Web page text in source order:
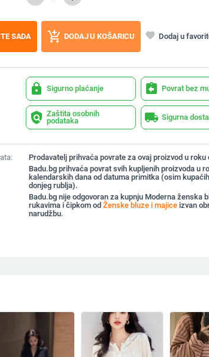
SADA add_shopping_cart DODAJ U KOŠARICU favorite Dodaj u
lock Sigurno plaćanje assignment_return Povrat bez
policy Zaštita osobnih
podataka
local_shipping Sigurna
Prodavatelj prihvaća povrate za ovaj proizvod u roku
Badu.bg prihvaća povrat svih kupljenih proizvoda u
kalendarskih dana od datuma primitka (osim
donjeg rublja).
Badu.bg nije odgovoran za kupnju Moderna ženska
rukavima i čipkom od Ženske bluze i majiceizvan
narudžbu.